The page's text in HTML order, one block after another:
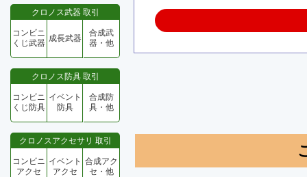
クロノス武器 取引
コンビニ
くじ武器 成長武器
合成武
器・他
クロノス防具 取引
コンビニ
くじ防具
イベント
防具
合成防
具・他
クロノスアクセサリ 取引
コンビニ
アクセ
イベント
アクセ
合成アク
セ・他